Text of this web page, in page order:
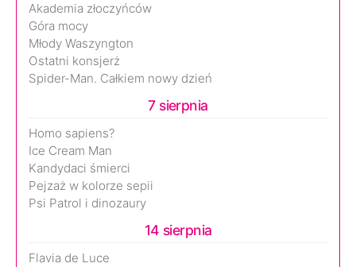
Akademia złoczyńców
Góra mocy
Młody Waszyngton
Ostatni konsjerż
Spider-Man. Całkiem nowy dzień
7 sierpnia
Homo sapiens?
Ice Cream Man
Kandydaci śmierci
Pejzaż w kolorze sepii
Psi Patrol i dinozaury
14 sierpnia
Flavia de Luce